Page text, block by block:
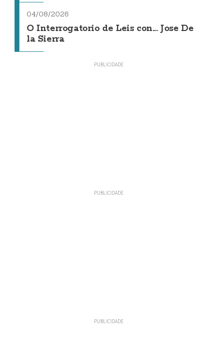
04/08/2026
O Interrogatorio de Leis con... Jose De
la Sierra